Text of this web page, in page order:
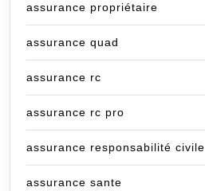
assurance propriétaire
assurance quad
assurance rc
assurance rc pro
assurance responsabilité civile
assurance sante